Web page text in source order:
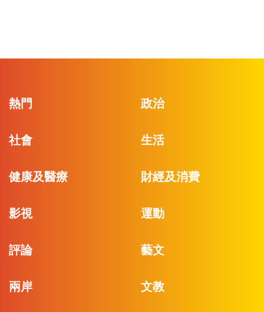
熱門 政治
社會 生活
健康及醫療 財經及消費
影視 運動
評論 藝文
兩岸 文教